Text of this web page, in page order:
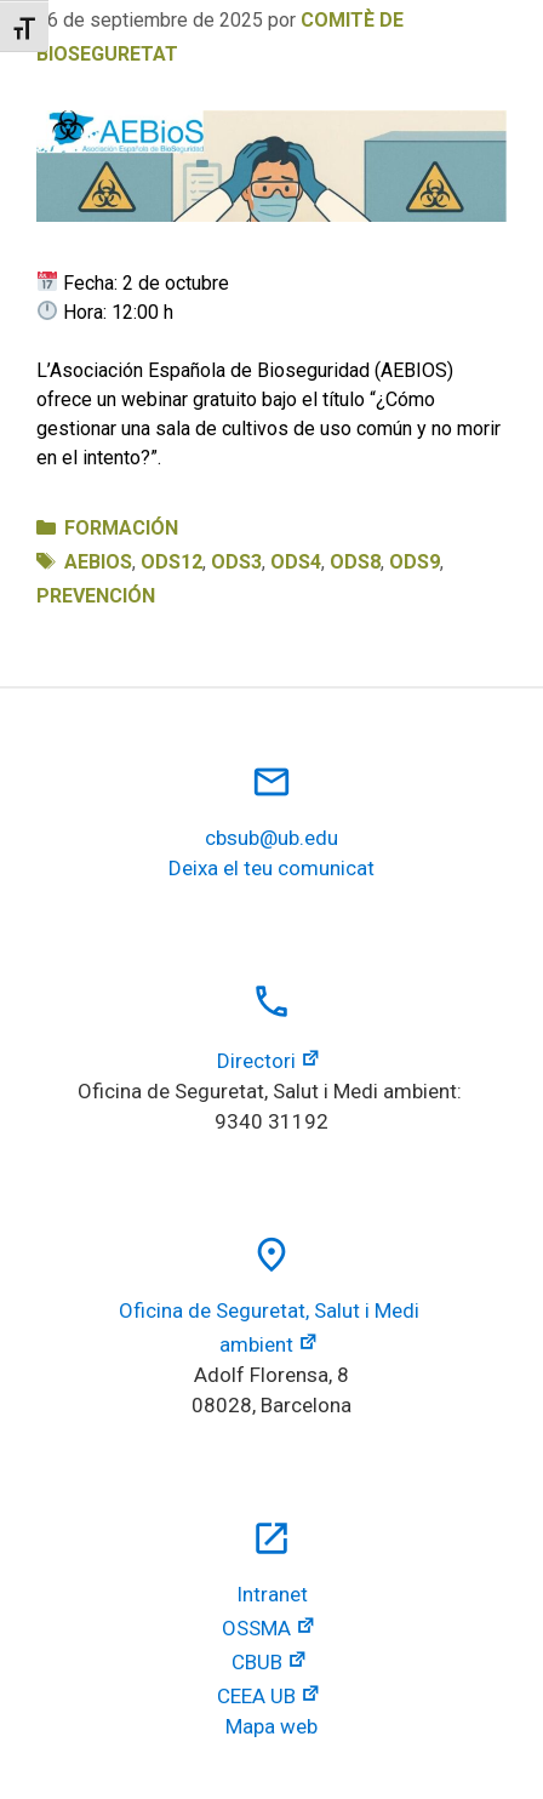
Alternar tamaño de letra
26 de septiembre de 2025 por COMITÈ DE
BIOSEGURETAT
Fecha: 2 de octubre
Hora: 12:00 h
L’Asociación Española de Bioseguridad (AEBIOS)
ofrece un webinar gratuito bajo el título “¿Cómo
gestionar una sala de cultivos de uso común y no morir
en el intento?”.
Categorías
FORMACIÓN
Etiquetas
AEBIOS, ODS12, ODS3, ODS4, ODS8, ODS9,
PREVENCIÓN
mail_outline
cbsub@ub.edu
Deixa el teu comunicat
local_phone
Directori
Oficina de Seguretat, Salut i Medi ambient:
9340 31192
place
Oficina de Seguretat, Salut i Medi
ambient
Adolf Florensa, 8
08028, Barcelona
open_in_new
Intranet
OSSMA
CBUB
CEEA UB
Mapa web